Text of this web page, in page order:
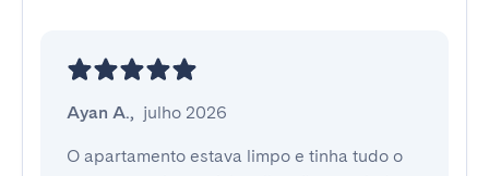
Ayan A., julho 2026
O apartamento estava limpo e tinha tudo o